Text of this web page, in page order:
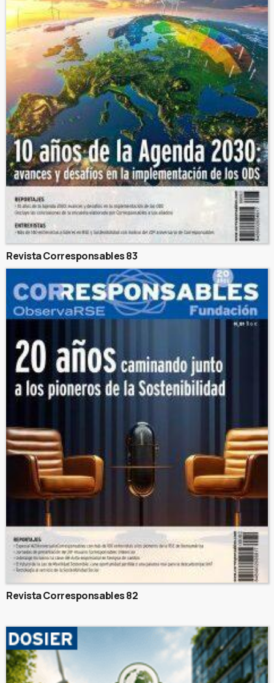
Revista Corresponsables 83
Revista Corresponsables 82